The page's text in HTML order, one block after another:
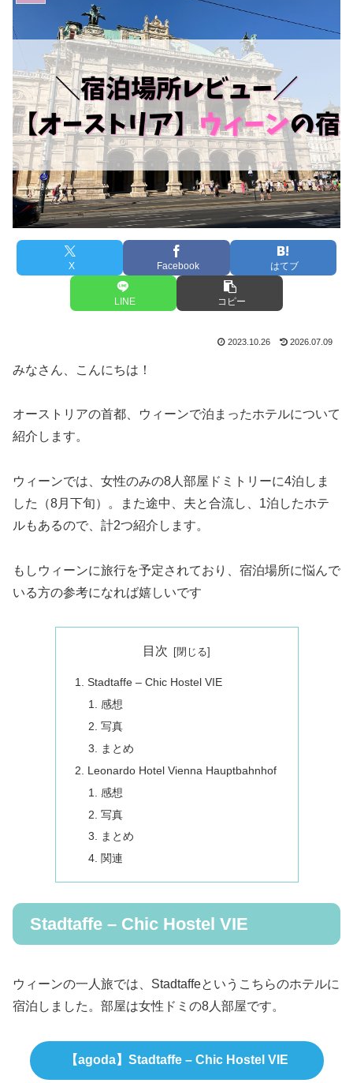
X Facebook はてブ
LINE コピー
2023.10.26 2026.07.09
みなさん、こんにちは！
オーストリアの首都、ウィーンで泊まったホテルについて
紹介します。
ウィーンでは、女性のみの8人部屋ドミトリーに4泊しま
した（8月下旬）。また途中、夫と合流し、1泊したホテ
ルもあるので、計2つ紹介します。
もしウィーンに旅行を予定されており、宿泊場所に悩んで
いる方の参考になれば嬉しいです
目次
Stadtaffe – Chic Hostel VIE
感想
写真
まとめ
Leonardo Hotel Vienna Hauptbahnhof
感想
写真
まとめ
関連
Stadtaffe – Chic Hostel VIE
ウィーンの一人旅では、Stadtaffeというこちらのホテルに
宿泊しました。部屋は女性ドミの8人部屋です。
【agoda】Stadtaffe – Chic Hostel VIE